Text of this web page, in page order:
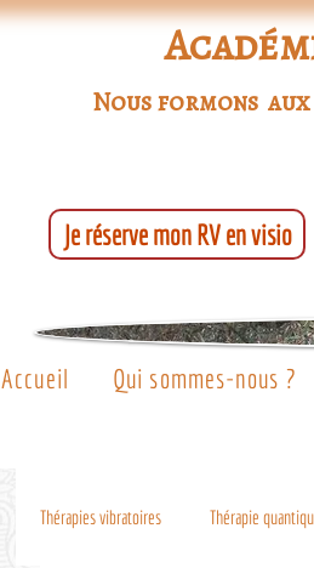
Nous formons
Je réserve mon RV en visio
Accueil Qui sommes-nous ?
Thérapies vibratoires Thérapie